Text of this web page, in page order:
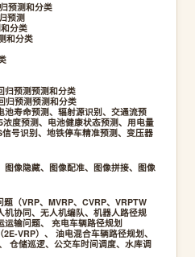
预测和分类
预测
分类
和分类
归预测预测和分类
归预测预测和分类
寿命预测、辐射源识别、交通流预
度预测、电池健康状态预测、用电量
号识别、地铁停车精准预测、变压器
图像隐藏、图像配准、图像拼接、图像
（VRP、MVRP、CVRP、VRPTW
协同、无人机编队、机器人路径规
运输问题、 充电车辆路径规划
VRP）、 油电混合车辆路径规划、
仓储巡逻、公交车时间调度、水库调